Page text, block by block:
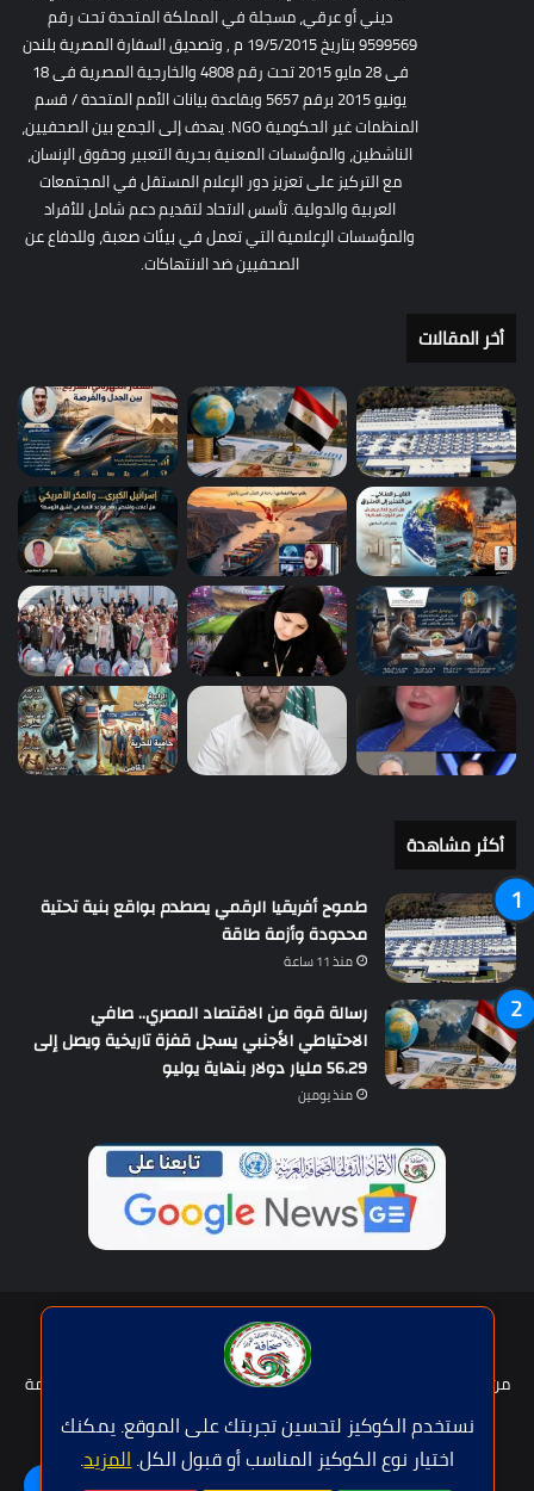
نستخدم الكوكيز لتحسين تجربتك على الموقع. يمكنك
اختيار نوع الكوكيز المناسب أو قبول الكل.المزيد.
ديني أو عرقي، مسجلة في المملكة المتحدة تحت رقم
9599569 بتاريخ 19/5/2015 م , وتصديق السفارة المصرية بلندن
فى 28 مايو 2015 تحت رقم 4808 والخارجية المصرية فى 18
يونيو 2015 برقم 5657 وبقاعدة بيانات الأمم المتحدة / قسم
المنظمات غير الحكومية NGO. يهدف إلى الجمع بين الصحفيين،
الناشطين، والمؤسسات المعنية بحرية التعبير وحقوق الإنسان،
مع التركيز على تعزيز دور الإعلام المستقل في المجتمعات
العربية والدولية. تأسس الاتحاد لتقديم دعم شامل للأفراد
والمؤسسات الإعلامية التي تعمل في بيئات صعبة، وللدفاع عن
الصحفيين ضد الانتهاكات.
أخر المقالات
أكثر مشاهدة
طموح أفريقيا الرقمي يصطدم بواقع بنية تحتية
محدودة وأزمة طاقة
منذ 11 ساعة
رسالة قوة من الاقتصاد المصري.. صافي
الاحتياطي الأجنبي يسجل قفزة تاريخية ويصل إلى
56.29 مليار دولار بنهاية يوليو
منذ يومين
حقوق النشر © | جميع الحقوق محفوظة للاتحاد الدولى للصحافة العربية
2026
من نحن؟
عضوية الإتحاد سياسة الخصوصية
شروط الخدمة
اتصل بنا
فيسبوكتويتر يوتيوبواتساب
اللغة | Langue